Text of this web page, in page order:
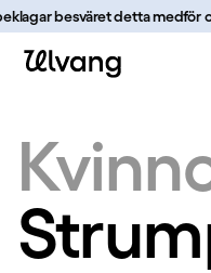
Hoppa till innehåll
besväret detta medför
Strumpor